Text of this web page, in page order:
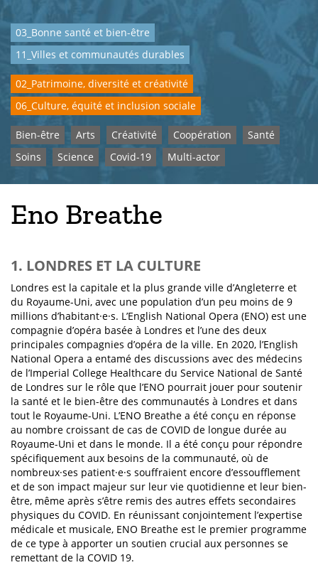
03_Bonne santé et bien-être
11_Villes et communautés durables
02_Patrimoine, diversité et créativité
06_Culture, équité et inclusion sociale
Bien-être Arts Créativité Coopération
Santé
Soins
Science Covid-19 Multi-actor
Eno Breathe
1. LONDRES ET LA CULTURE
Londres est la capitale et la plus grande ville d’Angleterre et
du Royaume-Uni, avec une population d’un peu moins de 9
millions d’habitant·e·s. L’English National Opera (ENO) est une
compagnie d’opéra basée à Londres et l’une des deux
principales compagnies d’opéra de la ville. En 2020, l’English
National Opera a entamé des discussions avec des médecins
de l’Imperial College Healthcare du Service National de Santé
de Londres sur le rôle que l’ENO pourrait jouer pour soutenir
la santé et le bien-être des communautés à Londres et dans
tout le Royaume-Uni. L’ENO Breathe a été conçu en réponse
au nombre croissant de cas de COVID de longue durée au
Royaume-Uni et dans le monde. Il a été conçu pour répondre
spécifiquement aux besoins de la communauté, où de
nombreux·ses patient·e·s souffraient encore d’essoufflement
et de son impact majeur sur leur vie quotidienne et leur bien-
être, même après s’être remis des autres effets secondaires
physiques du COVID. En réunissant conjointement l’expertise
médicale et musicale, ENO Breathe est le premier programme
de ce type à apporter un soutien crucial aux personnes se
remettant de la COVID 19.